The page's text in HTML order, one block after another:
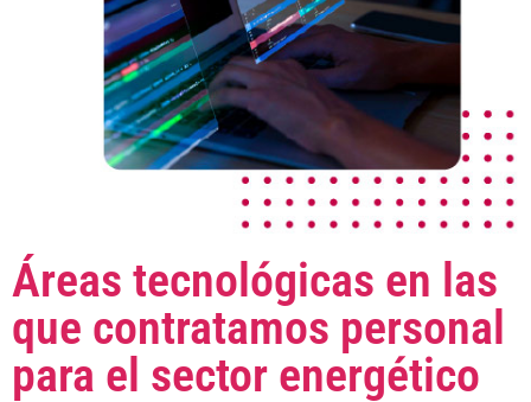
Áreas tecnológicas en las
que contratamos personal
para el sector energético